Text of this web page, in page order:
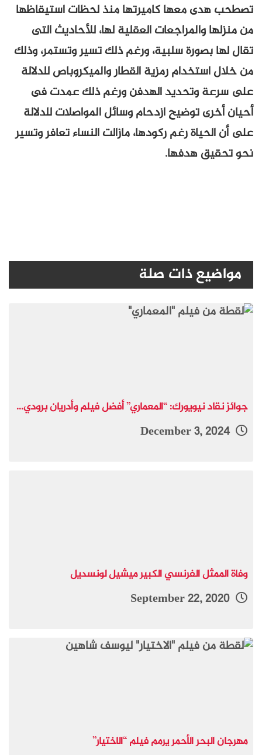
تصطحب هدى معها كاميرتها منذ لحظات استيقاظها
من منزلها والمراجعات العقلية لها، للأحاديث التى
تقال لها بصورة سلبية، ورغم ذلك تسير وتستمر، وذلك
من خلال استخدام رمزية القطار والميكروباص للدلالة
على سرعة وتحديد الهدفن ورغم ذلك عمدت فى
أحيان أخرى توضيح ازدحام وسائل المواصلات للدلالة
على أن الحياة رغم ركودها، مازالت النساء تعافر وتسير
نحو تحقيق هدفها.
مواضيع ذات صلة
جوائز نقاد نيويورك: “المعماري” أفضل فيلم وأدريان برودي...
وفاة الممثل الفرنسي الكبير ميشيل لونسديل
مهرجان البحر الأحمر يرمم فيلم “الاختيار”